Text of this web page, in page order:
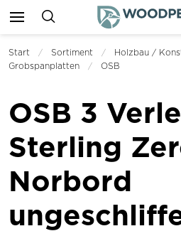
Start Sortiment
Holzbau /
Grobspanplatten
OSB
OSB 3
Sterling
Norbord